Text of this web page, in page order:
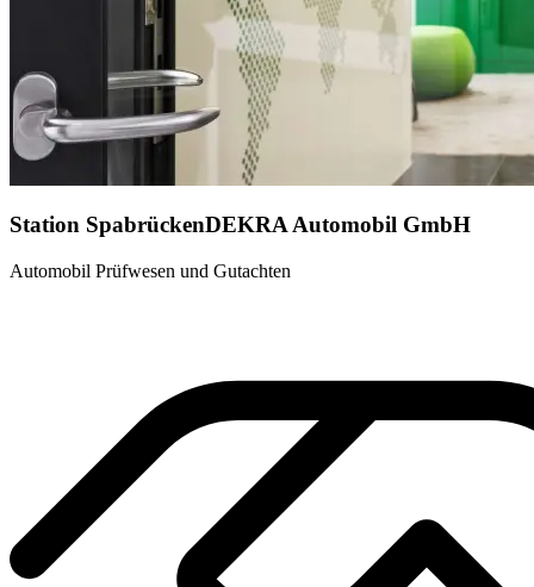
Station SpabrückenDEKRA Automobil GmbH
Automobil Prüfwesen und Gutachten